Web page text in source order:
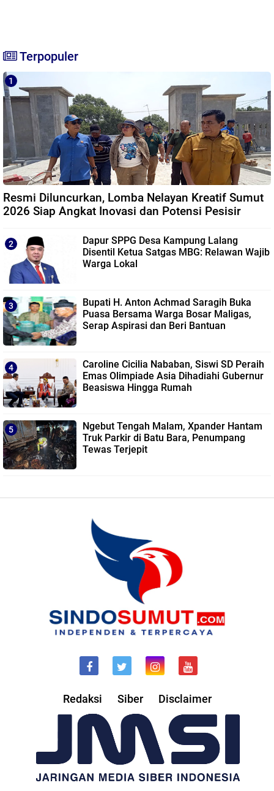
Terpopuler
Resmi Diluncurkan, Lomba Nelayan Kreatif Sumut
2026 Siap Angkat Inovasi dan Potensi Pesisir
Dapur SPPG Desa Kampung Lalang
Disentil Ketua Satgas MBG: Relawan Wajib
Warga Lokal
Bupati H. Anton Achmad Saragih Buka
Puasa Bersama Warga Bosar Maligas,
Serap Aspirasi dan Beri Bantuan
Caroline Cicilia Nababan, Siswi SD Peraih
Emas Olimpiade Asia Dihadiahi Gubernur
Beasiswa Hingga Rumah
Ngebut Tengah Malam, Xpander Hantam
Truk Parkir di Batu Bara, Penumpang
Tewas Terjepit
Redaksi Siber Disclaimer